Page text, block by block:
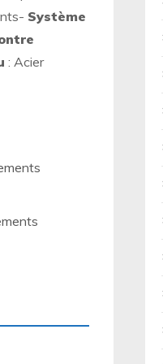
Système
: Acier